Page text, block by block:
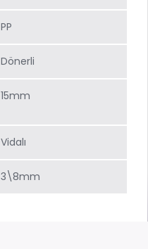
PP
Dönerli
15mm
Vidalı
3\8mm